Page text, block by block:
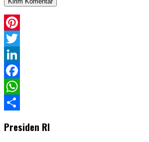
Pinterest
Twitter
LinkedIn
Facebook
WhatsApp
Presiden RI